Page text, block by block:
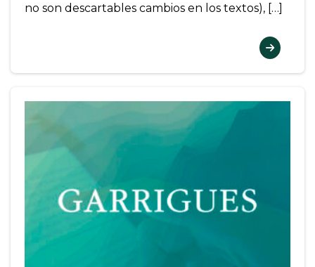
no son descartables cambios en los textos), […]